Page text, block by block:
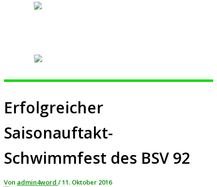
Erfolgreicher
Saisonauftakt-
Schwimmfest des BSV 92
Von admin4word /11. Oktober 2016